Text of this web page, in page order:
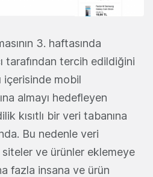
3. haftasında
tarafından tercih edildiğini
içerisinde mobil
almayı hedefleyen
kısıtlı bir veri tabanına
Bu nedenle veri
ve ürünler eklemeye
fazla insana ve ürün